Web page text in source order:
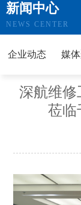
新闻中心
NEWS CENTER
企业动态 媒
深航维修
莅临